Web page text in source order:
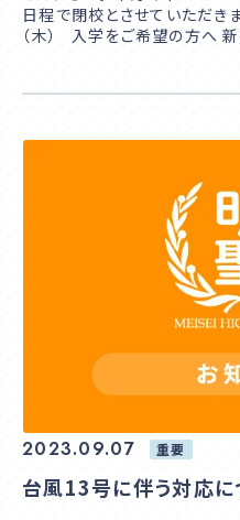
日程で閉校とさせていただき
（木） 入学をご希望の方へ
2023.09.07 重要
台風13号に伴う対応に